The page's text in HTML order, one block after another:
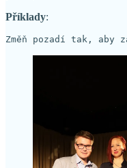
Příklady:
Změň pozadí tak, aby